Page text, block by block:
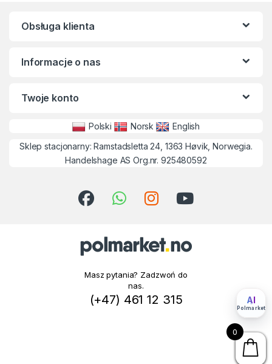
Obsługa klienta
Informacje o nas
Twoje konto
Polski Norsk
English
Sklep stacjonarny: Ramstadsletta 24, 1363 Høvik, Norwegia.
Handelshage AS Org.nr. 925480592
Masz pytania? Zadzwoń do
nas.
(+47) 461 12 315
0
AI
Polmarket